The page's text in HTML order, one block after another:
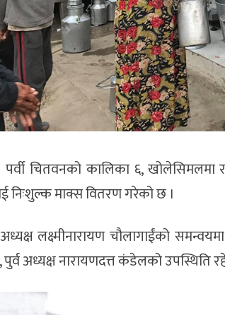
पर्वी चितवनको कालिका ६,
निःशुल्क माक्स वितरण गरेको छ ।
लक्ष्मीनारायण चौलागाईंको
अध्यक्ष नारायणदत्त कंडेलको उपस्थिति